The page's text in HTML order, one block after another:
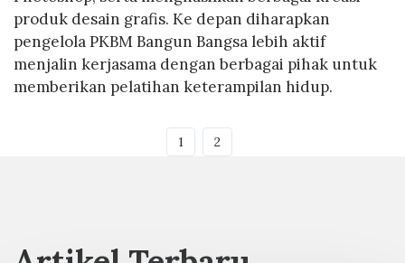
produk desain grafis. Ke depan diharapkan
pengelola PKBM Bangun Bangsa lebih aktif
menjalin kerjasama dengan berbagai pihak untuk
memberikan pelatihan keterampilan hidup.
1 2